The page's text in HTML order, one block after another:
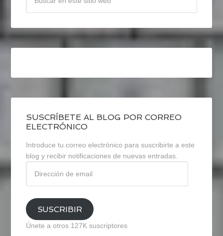
SUSCRÍBETE AL BLOG POR CORREO
ELECTRÓNICO
Introduce tu correo electrónico para suscribirte a este
blog y recibir notificaciones de nuevas entradas.
email
SUSCRIBIR
Únete a otros 127K suscriptores